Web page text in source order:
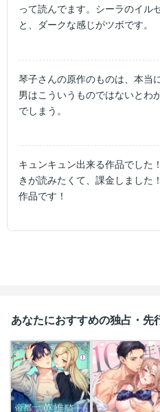
って読んでます。シーラのイル
と、ダークな感じがツボです。
琴子さんの原作のものは、本当
男はこういうものではないとわ
でしまう。
キュンキュン出来る作品でした
きが読みたくて、課金しました
作品です！
あなたにおすすめの独占・先